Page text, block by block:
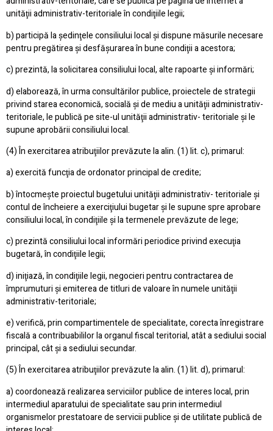
unităţii administrativ-teritoriale în condiţiile legii;
b) participă la şedinţele consiliului local şi dispune măsurile necesare
pentru pregătirea şi desfăşurarea în bune condiţii a acestora;
c) prezintă, la solicitarea consiliului local, alte rapoarte şi informări;
d) elaborează, în urma consultărilor publice, proiectele de strategii
privind starea economică, socială şi de mediu a unităţii administrativ-
teritoriale, le publică pe site-ul unităţii administrativ- teritoriale şi le
supune aprobării consiliului local.
(4) În exercitarea atribuţiilor prevăzute la alin. (1) lit. c), primarul:
a) exercită funcţia de ordonator principal de credite;
b) întocmeşte proiectul bugetului unităţii administrativ- teritoriale şi
contul de încheiere a exerciţiului bugetar şi le supune spre aprobare
consiliului local, în condiţiile şi la termenele prevăzute de lege;
c) prezintă consiliului local informări periodice privind execuţia
bugetară, în condiţiile legii;
d) iniţiază, în condiţiile legii, negocieri pentru contractarea de
împrumuturi şi emiterea de titluri de valoare în numele unităţii
administrativ-teritoriale;
e) verifică, prin compartimentele de specialitate, corecta înregistrare
fiscală a contribuabililor la organul fiscal teritorial, atât a sediului social
principal, cât şi a sediului secundar.
(5) În exercitarea atribuţiilor prevăzute la alin. (1) lit. d), primarul:
a) coordonează realizarea serviciilor publice de interes local, prin
intermediul aparatului de specialitate sau prin intermediul
organismelor prestatoare de servicii publice şi de utilitate publică de